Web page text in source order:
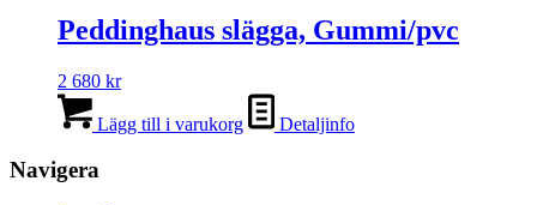
Peddinghaus slägga, Gummi/pvc
2 680 kr
Lägg till i varukorg Detaljinfo
Navigera